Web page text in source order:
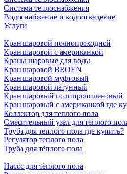
Система теплоснабжения
Водоснабжение и водоотведение
Услуги
Кран шаровой полнопроходной
Кран шаровой с американкой
Краны шаровые для воды
Кран шаровой BROEN
Кран шаровой муфтовый
Кран шаровой латунный
Кран шаровый полипропиленовый
Кран шаровый с американкой где
Коллектор для теплого пола
Смесительный узел для теплого
Труба для теплого пола где купить?
Регулятор теплого пола
Труба для тёплого пола
Насос для тёплого пола